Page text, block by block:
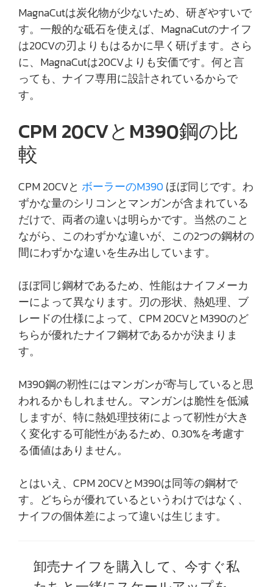
MagnaCutは炭化物が少ないため、研ぎやすいで
す。一般的な砥石を使えば、MagnaCutのナイフ
は20CVの刃よりもはるかに早く研げます。さら
に、MagnaCutは20CVよりも安価です。何と言
っても、ナイフ専用に設計されているからで
す。
CPM 20CVとM390鋼の比
較
CPM 20CVと ボーラーのM390ほぼ同じです。わ
ずかな量のシリコンとマンガンが含まれている
だけで、両者の違いは明らかです。当然のこと
ながら、このわずかな違いが、この2つの鋼材の
間にわずかな違いを生み出しています。
ほぼ同じ鋼材であるため、性能はナイフメーカ
ーによって異なります。刃の形状、熱処理、ブ
レードの仕様によって、CPM 20CVとM390のど
ちらが優れたナイフ鋼材であるかが決まりま
す。
M390鋼の靭性にはマンガンが寄与していると思
われるかもしれません。マンガンは脆性を低減
しますが、特に熱処理技術によって靭性が大き
く変化する可能性があるため、0.30%を考慮す
る価値はありません。
とはいえ、CPM 20CVとM390は同等の鋼材で
す。どちらが優れているというわけではなく、
ナイフの個体差によって違いは生じます。
卸売ナイフを購入して、今すぐ私